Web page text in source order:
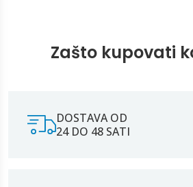
Zašto kupovati
DOSTAVA OD
24 DO 48 SATI